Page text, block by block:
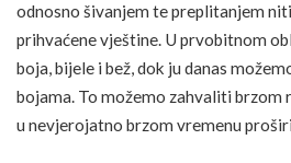
odnosno šivanjem te preplitanjem
prihvaćene vještine. U prvobitnom
boja, bijele i bež, dok ju danas
bojama. To možemo zahvaliti brzom
u nevjerojatno brzom vremenu